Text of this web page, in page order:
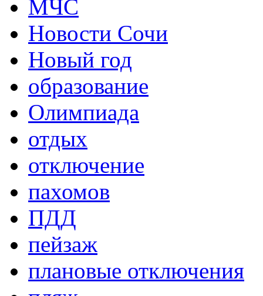
МЧС
Новости Сочи
Новый год
образование
Олимпиада
отдых
отключение
пахомов
ПДД
пейзаж
плановые отключения